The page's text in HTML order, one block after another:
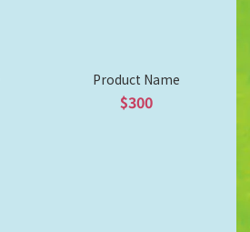
Product Name
$300